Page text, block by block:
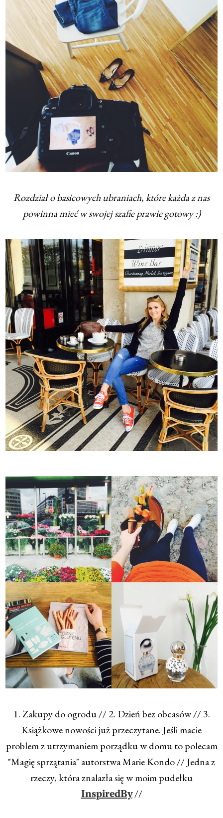
Rozdział o basicowych ubraniach, które każda z nas
powinna mieć w swojej szafie prawie gotowy :)
1. Zakupy do ogrodu // 2. Dzień bez obcasów // 3.
Książkowe nowości już przeczytane. Jeśli macie
problem z utrzymaniem porządku w domu to polecam
"Magię sprzątania" autorstwa Marie Kondo // Jedna z
rzeczy, która znalazła się w moim pudełku
InspiredBy//